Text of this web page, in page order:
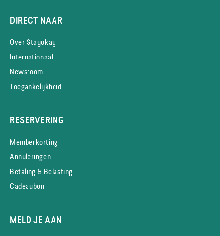
DIRECT NAAR
Over Stayokay
Internationaal
Newsroom
Toegankelijkheid
RESERVERING
Memberkorting
Annuleringen
Betaling & Belasting
Cadeaubon
MELD JE AAN